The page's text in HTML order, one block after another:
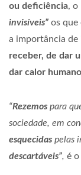
ou deficiência, o
invisíveis” os que
a importância de
receber, de dar
dar calor
“Rezemos para
sociedade, em
esquecidas pelas
descartáveis”, é